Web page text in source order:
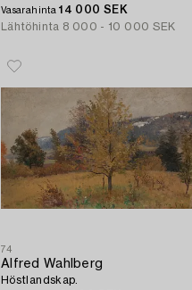
Vasarahinta14 000 SEK
Lähtöhinta 8 000 - 10 000 SEK
74
Alfred Wahlberg
Höstlandskap.